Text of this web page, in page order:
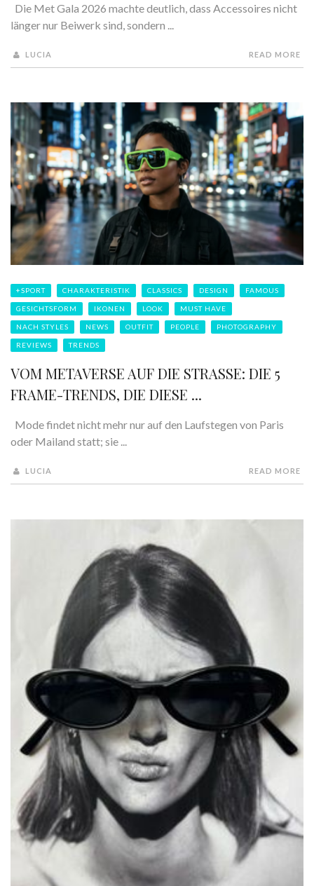
Die Met Gala 2026 machte deutlich, dass Accessoires nicht
länger nur Beiwerk sind, sondern ...
LUCIA READ MORE
+SPORT CHARAKTERISTIK CLASSICS DESIGN FAMOUS
GESICHTSFORM IKONEN LOOK MUST HAVE
NACH STYLES NEWS OUTFIT PEOPLE PHOTOGRAPHY
REVIEWS TRENDS
VOM METAVERSE AUF DIE STRASSE: DIE 5 F
RAME-TRENDS, DIE DIESE ...
Mode findet nicht mehr nur auf den Laufstegen von Paris
oder Mailand statt; sie ...
LUCIA READ MORE